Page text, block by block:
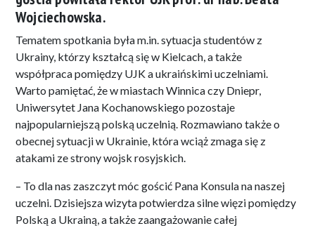
Wojciechowska.
Tematem spotkania była m.in. sytuacja studentów z
Ukrainy, którzy kształcą się w Kielcach, a także
współpraca pomiędzy UJK a ukraińskimi uczelniami.
Warto pamiętać, że w miastach Winnica czy Dniepr,
Uniwersytet Jana Kochanowskiego pozostaje
najpopularniejszą polską uczelnią. Rozmawiano także o
obecnej sytuacji w Ukrainie, która wciąż zmaga się z
atakami ze strony wojsk rosyjskich.
– To dla nas zaszczyt móc gościć Pana Konsula na naszej
uczelni. Dzisiejsza wizyta potwierdza silne więzi pomiędzy
Polską a Ukrainą, a także zaangażowanie całej